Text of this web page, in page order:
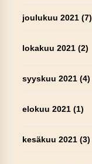
joulukuu 2021(7)
lokakuu 2021(2)
syyskuu 2021(4)
elokuu 2021(1)
kesäkuu 2021(3)